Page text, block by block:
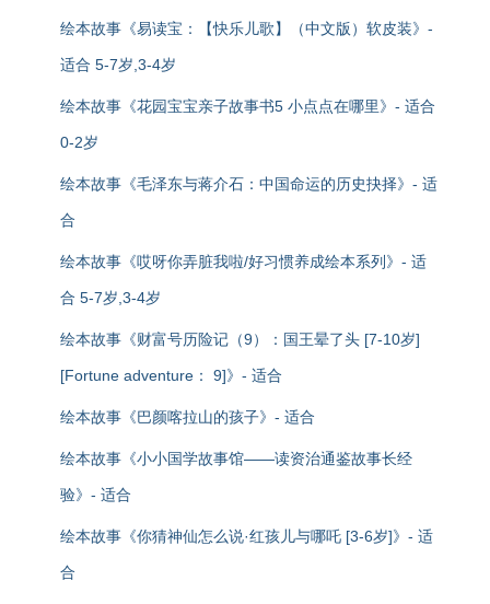
绘本故事《易读宝：【快乐儿歌】（中文版）软皮装》-
适合 5-7岁,3-4岁
绘本故事《花园宝宝亲子故事书5 小点点在哪里》- 适合
0-2岁
绘本故事《毛泽东与蒋介石：中国命运的历史抉择》- 适
合
绘本故事《哎呀你弄脏我啦/好习惯养成绘本系列》- 适
合 5-7岁,3-4岁
绘本故事《财富号历险记（9）：国王晕了头 [7-10岁]
[Fortune adventure： 9]》- 适合
绘本故事《巴颜喀拉山的孩子》- 适合
绘本故事《小小国学故事馆——读资治通鉴故事长经
验》- 适合
绘本故事《你猜神仙怎么说·红孩儿与哪吒 [3-6岁]》- 适
合